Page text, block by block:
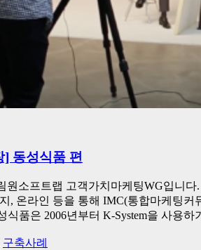
동성식품 편
원소프트랩 고객가치마케팅WG입니
, 온라인 등을 통해 IMC(통합마케팅
식품은 2006년부터 K-System을 사용
구축사례